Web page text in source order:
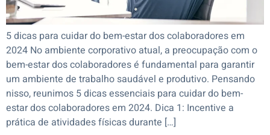
5 dicas para cuidar do bem-estar dos colaboradores em
2024 No ambiente corporativo atual, a preocupação com o
bem-estar dos colaboradores é fundamental para garantir
um ambiente de trabalho saudável e produtivo. Pensando
nisso, reunimos 5 dicas essenciais para cuidar do bem-
estar dos colaboradores em 2024. Dica 1: Incentive a
prática de atividades físicas durante […]